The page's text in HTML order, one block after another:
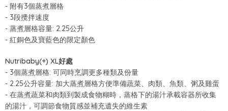
- 附有3個蒸煮層格
- 3段攪拌速度
- 蒸煮層格容量: 2.25公升
- 紅銅色及寶藍色的限定顏色
Nutribaby(+) XL好處
- 3個蒸煮層格: 可同時烹調更多種類及份量
- 2.25公升容量: 加大蒸煮層格方便準備蔬菜、肉類、魚類、粥及雞蛋
- 在蒸煮蔬菜和肉類到製成食物糊時，蒸格下的湯汁承載容器所收集
的湯汁，可調節食物質感並補充遺失的維生素